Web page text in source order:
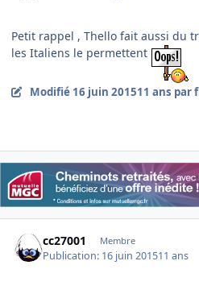
Petit rappel , Thello fait aussi du
les Italiens le permettent
Modifié 16 juin 201511 ans par
cc27001 Membre
Publication: 16 juin 201511 ans